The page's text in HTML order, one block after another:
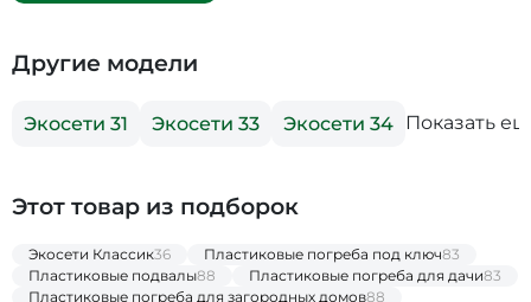
Другие модели
Экосети 31 Экосети 33 Экосети 34 Показать
Этот товар из подборок
Экосети Классик36 Пластиковые погреба под ключ83
Пластиковые подвалы88 Пластиковые погреба для дачи83
Пластиковые погреба для загородных домов88